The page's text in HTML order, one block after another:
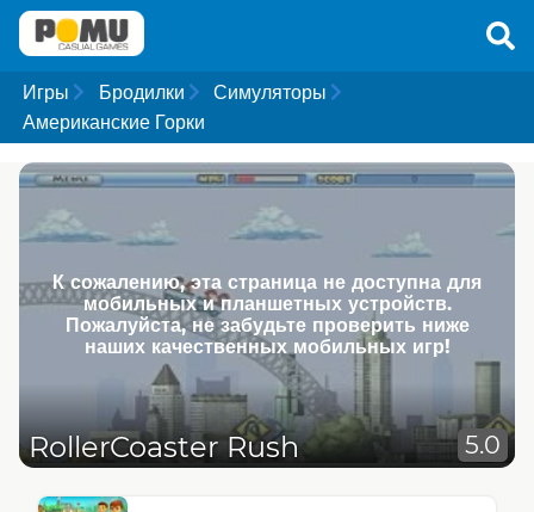
Игры Бродилки
Симуляторы
Американские Горки
К сожалению, эта страница не доступна для
мобильных и планшетных устройств.
Пожалуйста, не забудьте проверить ниже
наших качественных мобильных игр!
RollerCoaster Rush 5.0